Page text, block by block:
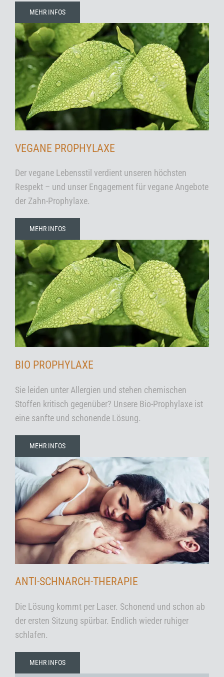
MEHR INFOS
VEGANE PROPHYLAXE
Der vegane Lebensstil verdient unseren höchsten
Respekt – und unser Engagement für vegane Angebote
der Zahn-Prophylaxe.
MEHR INFOS
BIO PROPHYLAXE
Sie leiden unter Allergien und stehen chemischen
Stoffen kritisch gegenüber? Unsere Bio-Prophylaxe ist
eine sanfte und schonende Lösung.
MEHR INFOS
ANTI-SCHNARCH-THERAPIE
Die Lösung kommt per Laser. Schonend und schon ab
der ersten Sitzung spürbar. Endlich wieder ruhiger
schlafen.
MEHR INFOS